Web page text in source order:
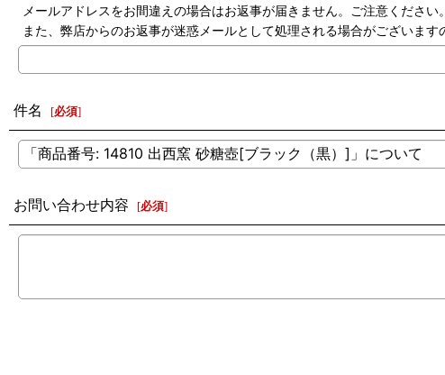
メールアドレスをお間違えの場合はお返事が届きません。ご注意ください。
また、弊店からのお返事が迷惑メールとして処理される場合がございます
件名 [必須]
お問い合わせ内容 [必須]